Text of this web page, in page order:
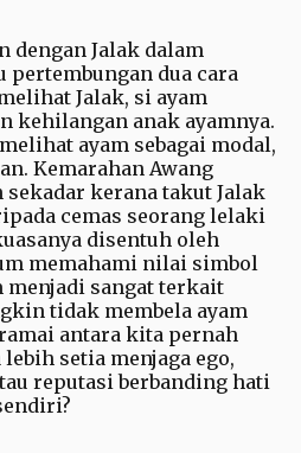
dengan Jalak dalam
pertembungan dua cara
Jalak, si ayam
kehilangan anak ayamnya.
ayam sebagai modal,
Kemarahan Awang
kerana takut Jalak
cemas seorang lelaki
disentuh oleh
memahami nilai simbol
menjadi sangat terkait
tidak membela ayam
antara kita pernah
setia menjaga ego,
reputasi berbanding hati